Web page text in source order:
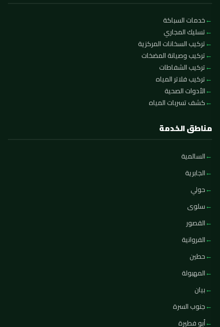
خدمات السباكة
تسليك المجاري
تركيب السخانات المركزية
تركيب وصيانة المضخات
تركيب الشفاطات
تركيب فلاتر المياه
الأدوات الصحية
كشف تسربات المياه
مناطق الخدمة
السالمية
الجابرية
حولي
سلوى
القصور
الفروانية
حطين
المهبولة
بيان
جنوب السرة
أبو فطيرة